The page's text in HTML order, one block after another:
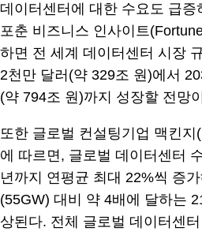
데이터센터에 대한 수요도 급
포춘 비즈니스 인사이트
하면 전 세계 데이터센터 시장
2천만 달러(약 329조 원)에서
(약 794조 원)까지 성장할 전망
또한 글로벌 컨설팅기업 맥킨
에 따르면, 글로벌 데이터센터
년까지 연평균 최대 22%씩 증
(55GW) 대비 약 4배에 달하는
상된다. 전체 글로벌 데이터센